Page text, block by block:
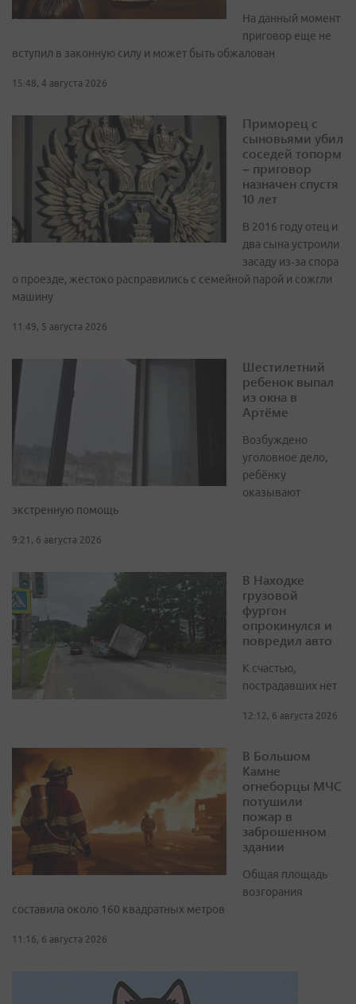
На данный момент
приговор еще не
вступил в законную силу и может быть обжалован
15:48, 4 августа 2026
Приморец с
сыновьями убил
соседей топорм
– приговор
назначен спустя
10 лет
В 2016 году отец и
два сына устроили
засаду из‑за спора
о проезде, жестоко расправились с семейной парой и сожгли
машину
11:49, 5 августа 2026
Шестилетний
ребенок выпал
из окна в
Артёме
Возбуждено
уголовное дело,
ребёнку
оказывают
экстренную помощь
9:21, 6 августа 2026
В Находке
грузовой
фургон
опрокинулся и
повредил авто
К счастью,
пострадавших нет
12:12, 6 августа 2026
В Большом
Камне
огнеборцы МЧС
потушили
пожар в
заброшенном
здании
Общая площадь
возгорания
составила около 160 квадратных метров
11:16, 6 августа 2026